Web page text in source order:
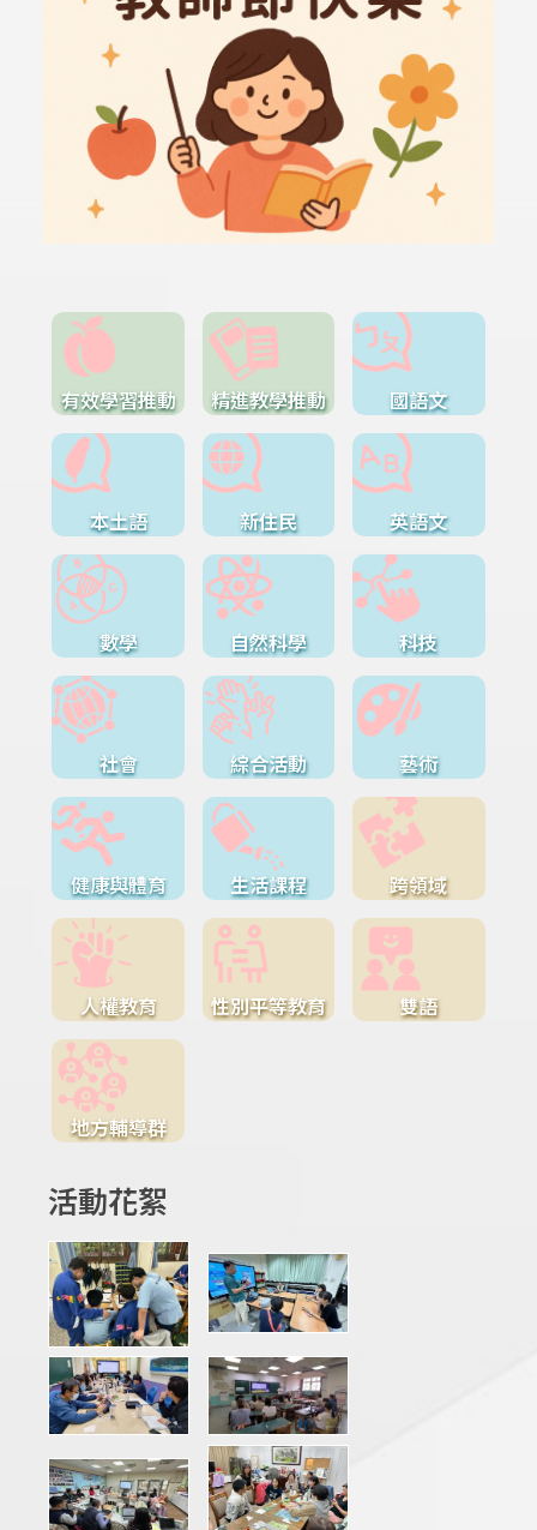
有效學習推動 精進教學推動 國語文
本土語 新住民 英語文
數學 自然科學 科技
社會 綜合活動 藝術
健康與體育 生活課程 跨領域
人權教育 性別平等教育 雙語
地方輔導群
活動花絮